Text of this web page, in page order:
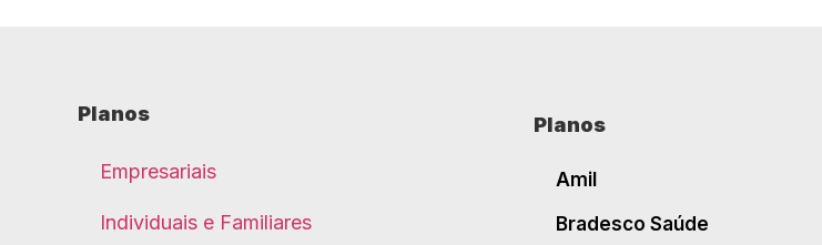
Planos
Empresariais
Individuais e Familiares
Planos
Amil
Bradesco Saúde